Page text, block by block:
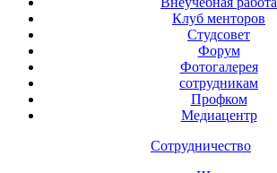
Клуб менторов
Студсовет
Форум
Фотогалерея
сотрудникам
Профком
Медиацентр
Сотрудничество